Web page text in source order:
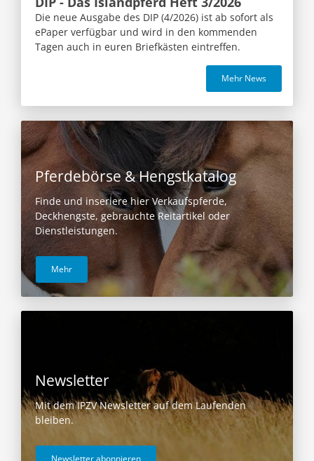
Die neue Ausgabe des DIP (4/2026) ist ab sofort als
ePaper verfügbar und wird in den kommenden
Tagen auch in euren Briefkästen eintreffen.
Mehr News
Pferdebörse & Hengstkatalog
Finde und inseriere hier Verkaufspferde,
Deckhengste, gebrauchte Reitartikel oder
Dienstleistungen.
Mehr
Newsletter
Mit dem IPZV Newsletter auf dem Laufenden
bleiben.